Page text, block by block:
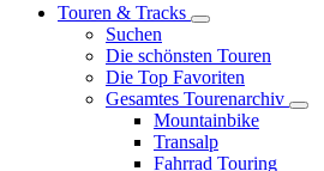
Touren & Tracks
Suchen
Die schönsten Touren
Die Top Favoriten
Gesamtes Tourenarchiv
Mountainbike
Transalp
Fahrrad Touring